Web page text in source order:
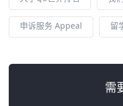
申诉服务 Appeal 留
需